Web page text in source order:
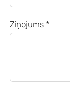
Ziņojums *